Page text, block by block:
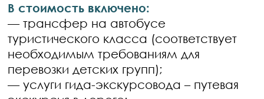
В стоимость включено:
— трансфер на автобусе
туристического класса (соответствует
необходимым требованиям для
перевозки детских групп);
— услуги гида-экскурсовода – путевая